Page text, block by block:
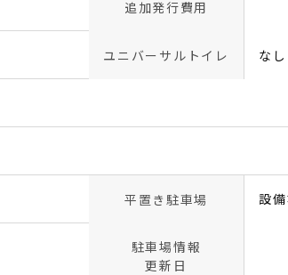
追加発行費用
ユニバーサルトイレ なし
平置き駐車場 設
駐車場情報
更新日